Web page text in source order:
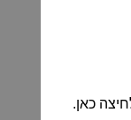
כאן.